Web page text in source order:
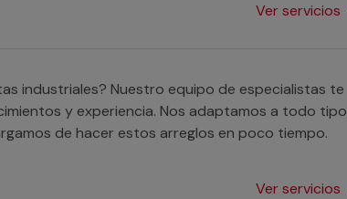
Ver servicios
industriales? Nuestro equipo de especialistas te
y experiencia. Nos adaptamos a todo tipo
de hacer estos arreglos en poco tiempo.
Ver servicios